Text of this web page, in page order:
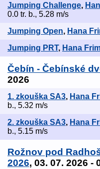
Jumping Challenge,
0.0 tr. b., 5.28 m/s
Jumping Open, Hana
Jumping PRT, Hana
Čebín - Čebínské
2026
1. zkouška SA3, Hana
b., 5.32 m/s
2. zkouška SA3, Hana
b., 5.15 m/s
Rožnov pod
2026, 03. 07. 2026 -